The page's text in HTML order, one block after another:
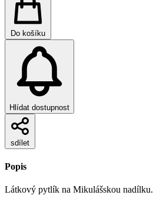
Do košíku
Hlídat dostupnost
sdílet
Popis
Látkový pytlík na Mikulášskou nadílku.